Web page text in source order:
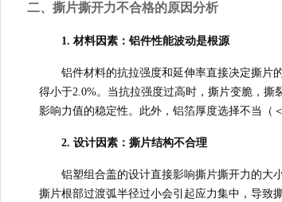
二、撕片撕开力不合格的原因分析
1. 材料因素：铝件性能波动是根源
铝件材料的抗拉强度和延伸率直接决定撕片
得小于2.0%。当抗拉强度过高时，撕片变脆，撕
影响力值的稳定性。此外，铝箔厚度选择不当（
2. 设计因素：撕片结构不合理
铝塑组合盖的设计直接影响撕片撕开力的大
撕片根部过渡弧半径过小会引起应力集中，导致